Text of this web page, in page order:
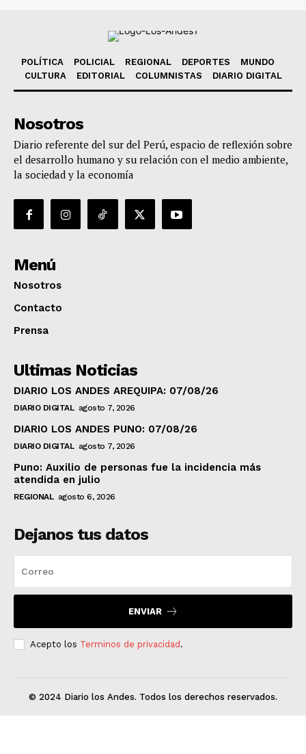
POLÍTICA POLICIAL REGIONAL DEPORTES
MUNDO
CULTURA
EDITORIAL COLUMNISTAS DIARIO DIGITAL
Nosotros
Diario referente del sur del Perú, espacio de reflexión sobre
el desarrollo humano y su relación con el medio ambiente,
la sociedad y la economía
Menú
Nosotros
Contacto
Prensa
Ultimas Noticias
DIARIO LOS ANDES AREQUIPA: 07/08/26
DIARIO DIGITAL agosto 7, 2026
DIARIO LOS ANDES PUNO: 07/08/26
DIARIO DIGITAL agosto 7, 2026
Puno: Auxilio de personas fue la incidencia más
atendida en julio
REGIONAL agosto 6, 2026
Dejanos tus datos
ENVIAR
Acepto los Terminos de privacidad .
© 2024 Diario los Andes. Todos los derechos reservados.